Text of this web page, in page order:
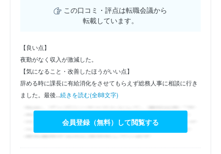
この口コミ・評点は転職会議から
転載しています。
【良い点】
夜勤がなく収入が激減した。
【気になること・改善したほうがいい点】
辞める時に課長に有給消化をさせてもらえず総務人事に相談に行き
ました。最後...続きを読む(全88文字)
会員登録（無料）して閲覧する